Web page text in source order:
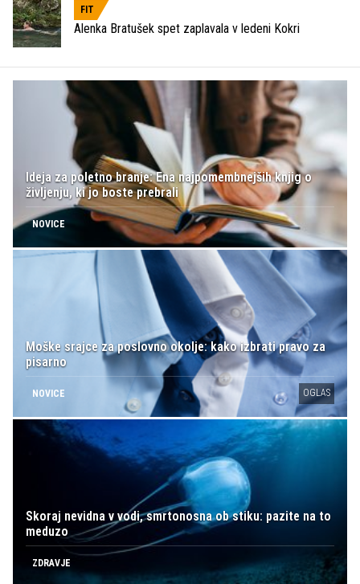
FIT
Alenka Bratušek spet zaplavala v ledeni Kokri
Ideja za poletno branje: Ena najpomembnejših knjig o
življenju, ki jo boste prebrali
NOVICE
Moške srajce za poslovno okolje: kako izbrati pravo za
pisarno
NOVICE OGLAS
Skoraj nevidna v vodi, smrtonosna ob stiku: pazite na to
meduzo
ZDRAVJE